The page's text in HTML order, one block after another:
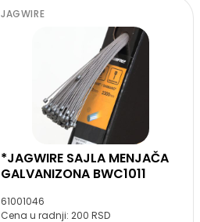
JAGWIRE
*JAGWIRE SAJLA MENJAČA
GALVANIZONA BWC1011
61001046
Cena u radnji: 200 RSD